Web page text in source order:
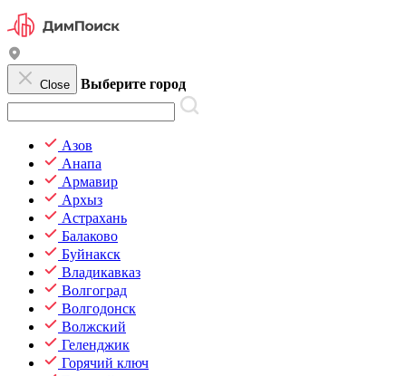
Close Выберите город
Азов
Анапа
Армавир
Архыз
Астрахань
Балаково
Буйнакск
Владикавказ
Волгоград
Волгодонск
Волжский
Геленджик
Горячий ключ